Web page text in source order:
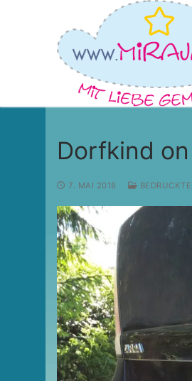
Dorfkind
7. MAI 2018